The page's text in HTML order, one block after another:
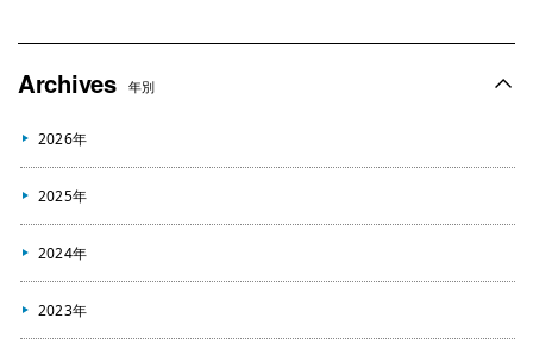
Archives 年別
2026年
2025年
2024年
2023年